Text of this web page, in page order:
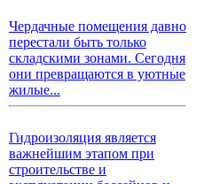
Чердачные помещения давно
перестали быть только
складскими зонами. Сегодня
они превращаются в уютные
жилые...
Гидроизоляция является
важнейшим этапом при
строительстве и